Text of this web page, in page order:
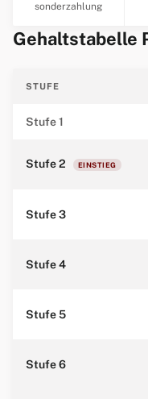
sonderzahlung
Gehaltstabelle
STUFE
Stufe 1
Stufe 2 EINSTIEG
Stufe 3
Stufe 4
Stufe 5
Stufe 6